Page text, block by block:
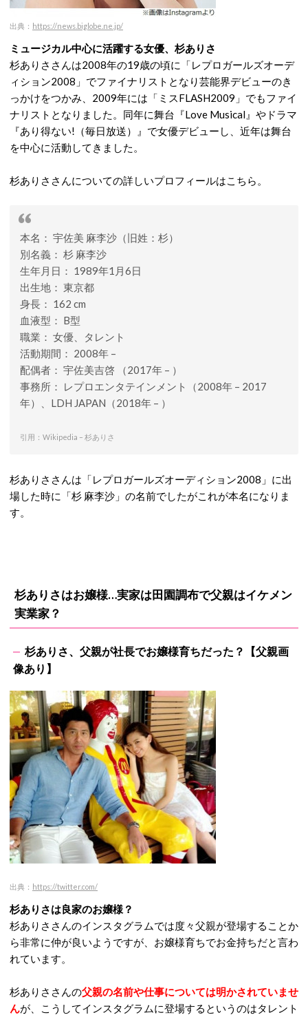
出典： https://news.biglobe.ne.jp/
ミュージカル中心に活躍する女優、杉ありさ
杉ありささんは2008年の19歳の頃に「レプロガールズオーデ
ィション2008」でファイナリストとなり芸能界デビューのき
っかけをつかみ、2009年には「ミスFLASH2009」でもファイ
ナリストとなりました。同年に舞台『Love Musical』やドラマ
『あり得ない!（毎日放送）』で女優デビューし、近年は舞台
を中心に活動してきました。
杉ありささんについての詳しいプロフィールはこちら。
本名： 宇佐美 麻李沙（旧姓：杉）
別名義： 杉 麻李沙
生年月日： 1989年1月6日
出生地： 東京都
身長： 162 cm
血液型： B型
職業： 女優、タレント
活動期間： 2008年 –
配偶者： 宇佐美吉啓 （2017年 – ）
事務所： レプロエンタテインメント（2008年 – 2017
年）、LDH JAPAN（2018年 – ）
引用：Wikipedia – 杉ありさ
杉ありささんは「レプロガールズオーディション2008」に出
場した時に「杉 麻李沙」の名前でしたがこれが本名になりま
す。
杉ありさはお嬢様…実家は田園調布で父親はイケメン
実業家？
杉ありさ、父親が社長でお嬢様育ちだった？【父親画
像あり】
出典： https://twitter.com/
杉ありさは良家のお嬢様？
杉ありささんのインスタグラムでは度々父親が登場することか
ら非常に仲が良いようですが、お嬢様育ちでお金持ちだと言わ
れています。
杉ありささんの父親の名前や仕事については明かされていませ
んが、こうしてインスタグラムに登場するというのはタレント